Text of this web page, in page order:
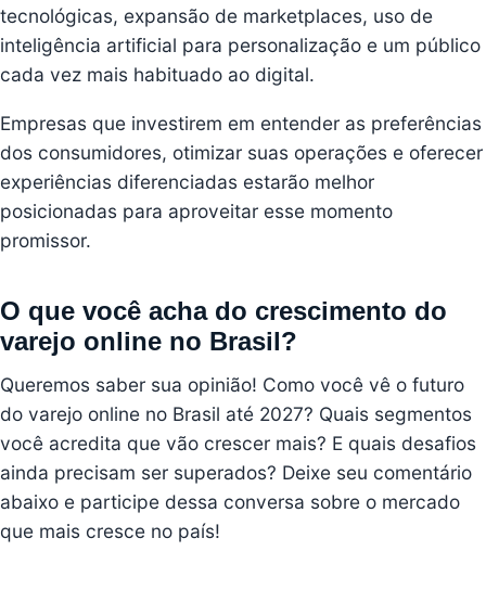
tecnológicas, expansão de marketplaces, uso de
inteligência artificial para personalização e um público
cada vez mais habituado ao digital.
Empresas que investirem em entender as preferências
dos consumidores, otimizar suas operações e oferecer
experiências diferenciadas estarão melhor
posicionadas para aproveitar esse momento
promissor.
O que você acha do crescimento do
varejo online no Brasil?
Queremos saber sua opinião! Como você vê o futuro
do varejo online no Brasil até 2027? Quais segmentos
você acredita que vão crescer mais? E quais desafios
ainda precisam ser superados? Deixe seu comentário
abaixo e participe dessa conversa sobre o mercado
que mais cresce no país!